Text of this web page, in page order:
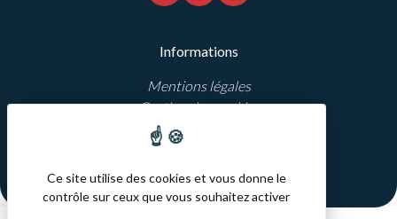
Informations
Mentions légales
Gestion des cookies
Réalisation Koredge
Ce site utilise des cookies et vous donne le
contrôle sur ceux que vous souhaitez activer